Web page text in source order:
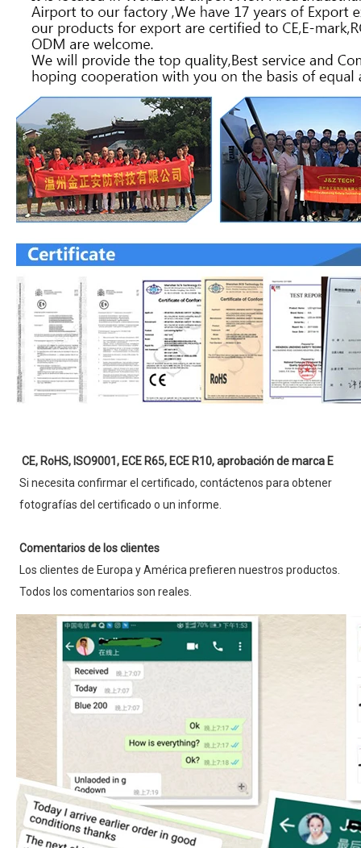
CE, RoHS, ISO9001, ECE R65, ECE R10, aprobación de marca E
Si necesita confirmar el certificado, contáctenos para obtener
fotografías del certificado o un informe.
Comentarios de los clientes
Los clientes de Europa y América prefieren nuestros productos.
Todos los comentarios son reales.